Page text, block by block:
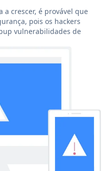
a crescer, é provável que
pois os hackers
vulnerabilidades de